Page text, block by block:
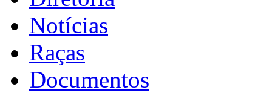
Notícias
Raças
Documentos